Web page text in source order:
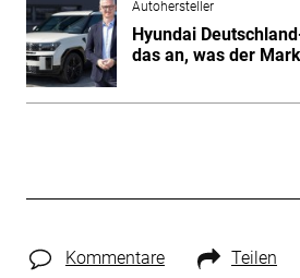
Autohersteller
Hyundai
das an, was der
Kommentare Teilen